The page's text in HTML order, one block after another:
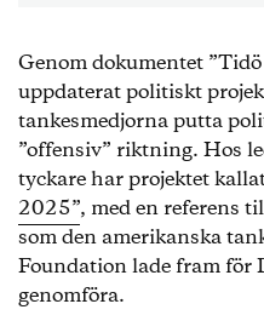
mindre
möjligt för
jobb.
och enkel att
Arbetsdomstolen
svenska domstolar
domare, inte av
Arbetsdomstolen
överförs till allmän
Genom dokumentet
uppdaterat politiskt
tankesmedjorna putta
”offensiv” riktning. Hos
tyckare har projektet
2025”, med en referens
som den amerikanska
Foundation lade fram för
genomföra.